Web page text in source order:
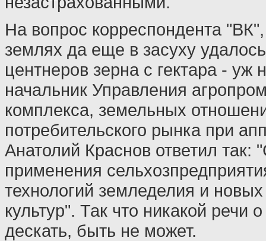
На вопрос корреспондента
землях да еще в засуху
центнеров зерна с гектара - уж
начальник Управления
комплекса, земельных
потребительского рынка при
Анатолий Краснов ответил
применения
технологий земледелия и
культур". Так что никакой речи
дескать, быть не может.